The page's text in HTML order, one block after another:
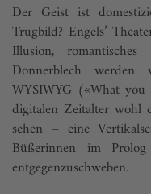
Der Geist ist
Trugbild? Engels’
Illusion,
Donnerblech
WYSIWYG («What
digitalen Zeitalter wohl
sehen – eine
Büßerinnen im
entgegenzuschweben.